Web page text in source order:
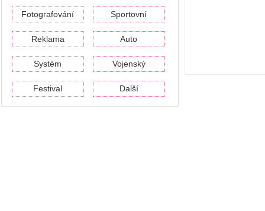
Fotografování Sportovní
Reklama Auto
Systém Vojenský
Festival Další